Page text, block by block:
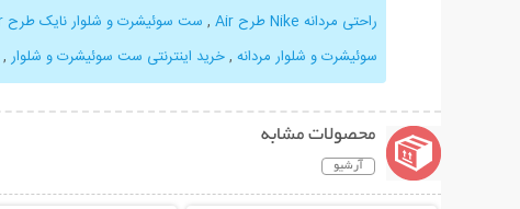
راحتی مردانه Nike طرح Air
, ست سوئیشرت و شلوار نایک طرح Air ارزان
سوئیشرت و شلوار مردانه ,خرید اینترنتی ست سوئیشرت و شلوار ,
محصولات مشابه
آرشیو